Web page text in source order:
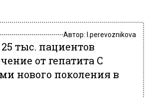
Автор: l.perevoznikova
тыс. пациентов
от гепатита С
нового поколения в